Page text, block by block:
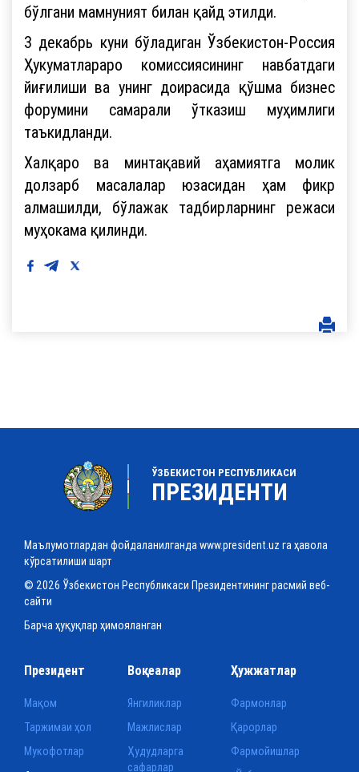
бўлгани мамнуният билан қайд этилди.
3 декабрь куни бўладиган Ўзбекистон-Россия
Ҳукуматлараро комиссиясининг навбатдаги
йиғилиши ва унинг доирасида қўшма бизнес
форумини самарали ўтказиш муҳимлиги
таъкидланди.
Халқаро ва минтақавий аҳамиятга молик
долзарб масалалар юзасидан ҳам фикр
алмашилди, бўлажак тадбирларнинг режаси
муҳокама қилинди.
ЎЗБЕКИСТОН РЕСПУБЛИКАСИ
ПРЕЗИДЕНТИ
Маълумотлардан фойдаланилганда www.president.uz га ҳавола
кўрсатилиши шарт
© 2026 Ўзбекистон Республикаси Президентининг расмий веб-
сайти
Барча ҳуқуқлар ҳимояланган
Президент
Мақом
Таржимаи ҳол
Мукофотлар
Воқеалар
Янгиликлар
Мажлислар
Ҳудудларга
сафарлар
Ҳужжатлар
Фармонлар
Қарорлар
Фармойишлар